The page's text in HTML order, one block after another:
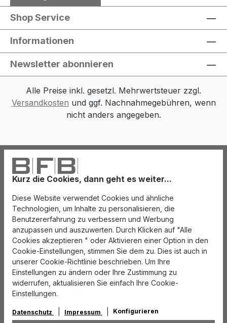
Kurz die Cookies, dann geht es weiter...
Diese Website verwendet Cookies und ähnliche
Technologien, um Inhalte zu personalisieren, die
Benutzererfahrung zu verbessern und Werbung
anzupassen und auszuwerten. Durch Klicken auf "Alle
Cookies akzeptieren " oder Aktivieren einer Option in den
Cookie-Einstellungen, stimmen Sie dem zu. Dies ist auch in
unserer Cookie-Richtlinie beschrieben. Um Ihre
Einstellungen zu ändern oder Ihre Zustimmung zu
widerrufen, aktualisieren Sie einfach Ihre Cookie-
Einstellungen.
Datenschutz Impressum Konfigurieren
Shop Service
Informationen
Newsletter abonnieren
Alle Preise inkl. gesetzl. Mehrwertsteuer zzgl.
Versandkosten und ggf. Nachnahmegebühren, wenn
nicht anders angegeben.